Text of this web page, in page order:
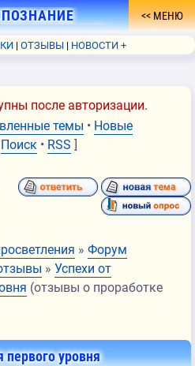
МЕНЮ
ОТЗЫВЫ
НОВОСТИ +
после авторизации.
темы • Новые
Поиск • RSS ]
» Форум
» Успехи от
(отзывы о проработке
первого уровня